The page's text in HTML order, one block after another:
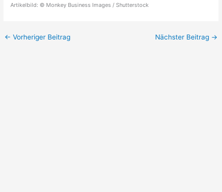
Artikelbild: © Monkey Business Images / Shutterstock
← Vorheriger Beitrag Nächster Beitrag →